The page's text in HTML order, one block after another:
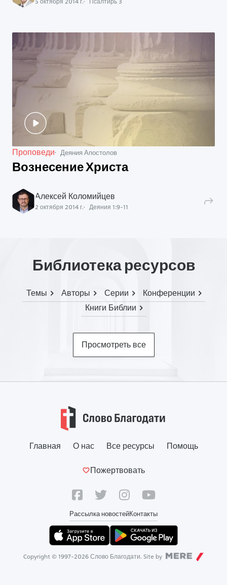
Проповеди Деяния Апостолов
Вознесение Христа
Алексей Коломийцев
2 октября 2014 г. Деяния 1:9-11
Библиотека ресурсов
Темы Авторы Серии
Конференции
Книги Библии
Просмотреть все
Главная О нас Все ресурсы Помощь
Пожертвовать
Рассылка новостейКонтакты
Copyright © 1997-2026 Слово Благодати. Site by